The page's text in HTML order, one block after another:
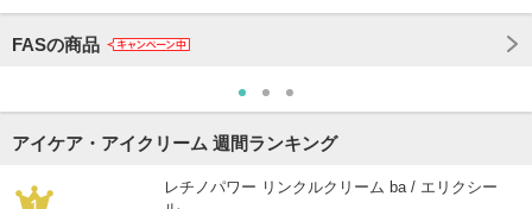
FASの商品
アイケア・アイクリーム 週間ランキング
レチノパワー リンクルクリーム ba / エリクシー